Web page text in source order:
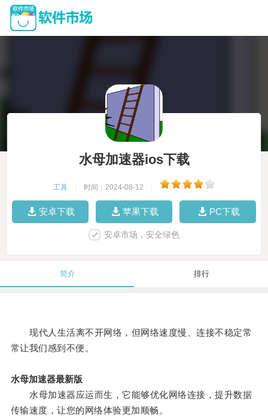
水母加速器ios下载
工具 时间：2024-08-12
安卓下载 苹果下载 PC下载
安卓市场，安全绿色
简介 排行
现代人生活离不开网络，但网络速度慢、连接不稳定常
常让我们感到不便。
水母加速器最新版
水母加速器应运而生，它能够优化网络连接，提升数据
传输速度，让您的网络体验更加顺畅。